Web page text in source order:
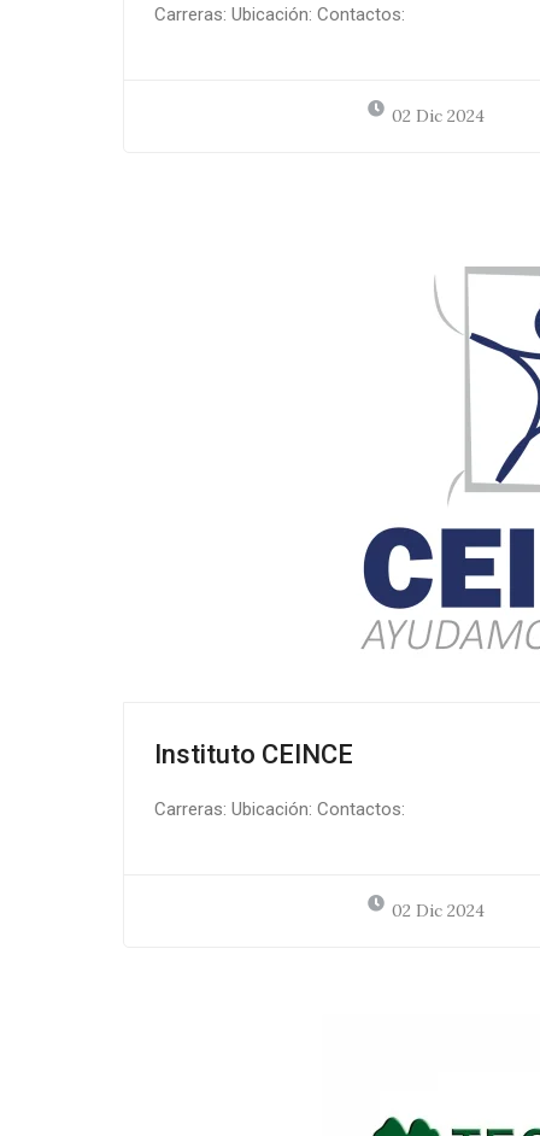
Carreras: Ubicación: Contactos:
02 Dic 2024
Instituto CEINCE
Carreras: Ubicación: Contactos:
02 Dic 2024